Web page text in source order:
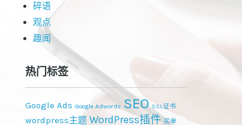
碎语
观点
趣闻
热门标签
Google Ads Google Adwords SEO SSL证书
wordpress主题 WordPress插件 买单